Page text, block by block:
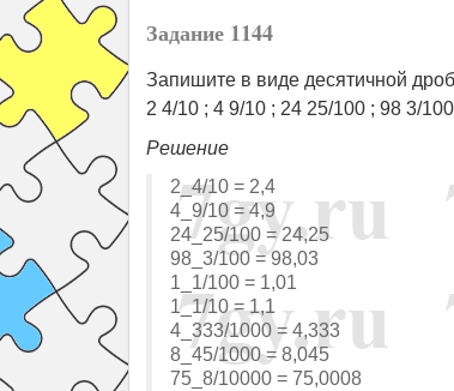
Задание 1144
Запишите в виде десятичной
2 4/10 ; 4 9/10 ; 24 25/100 ; 98 3/
Решение
2_4/10 = 2,4
4_9/10 = 4,9
24_25/100 = 24,25
98_3/100 = 98,03
1_1/100 = 1,01
1_1/10 = 1,1
4_333/1000 = 4,333
8_45/1000 = 8,045
75_8/10000 = 75,0008